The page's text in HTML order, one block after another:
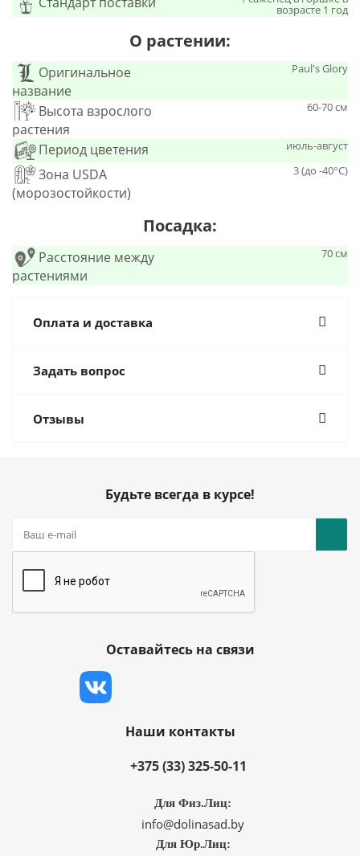
возрасте 1 год
О растении:
Оригинальное
название
Paul's Glory
Высота взрослого
растения
60-70 см
Период цветения июль-август
Зона USDA
(морозостойкости)
3 (до -40°С)
Посадка:
Расстояние между
растениями
70 см
Оплата и доставка
Задать вопрос
Отзывы
Будьте всегда в курсе!
Оставайтесь на связи
Наши контакты
+375 (33) 325-50-11
Для Физ.Лиц:
info@dolinasad.by
Для Юр.Лиц: